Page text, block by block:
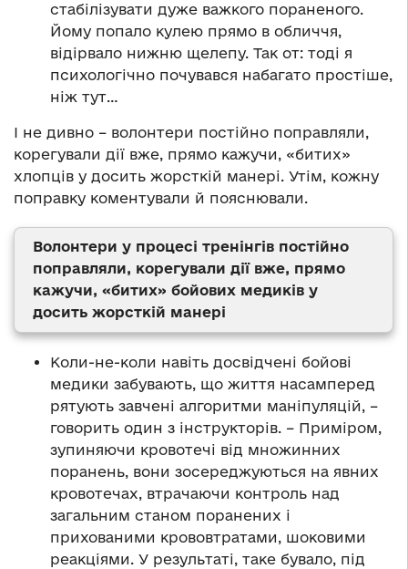
стабілізувати дуже важкого пораненого.
Йому попало кулею прямо в обличчя,
відірвало нижню щелепу. Так от: тоді я
психологічно почувався набагато простіше,
ніж тут…
І не дивно – волонтери постійно поправляли,
корегували дії вже, прямо кажучи, «битих»
хлопців у досить жорсткій манері. Утім, кожну
поправку коментували й пояснювали.
Волонтери у процесі тренінгів постійно
поправляли, корегували дії вже, прямо
кажучи, «битих» бойових медиків у
досить жорсткій манері
Коли-не-коли навіть досвідчені бойові
медики забувають, що життя насамперед
рятують завчені алгоритми маніпуляцій, –
говорить один з інструкторів. – Приміром,
зупиняючи кровотечі від множинних
поранень, вони зосереджуються на явних
кровотечах, втрачаючи контроль над
загальним станом поранених і
прихованими крововтратами, шоковими
реакціями. У результаті, таке бувало, під